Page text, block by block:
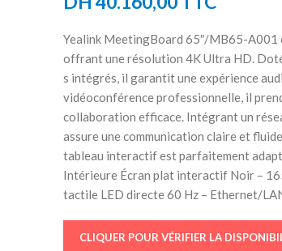
Yealink MeetingBoard 65″/MB65-A001
offrant une résolution 4K Ultra HD.
s intégrés, il garantit une expérience
vidéoconférence professionnelle, il
collaboration efficace. Intégrant un
assure une communication claire et
tableau interactif est parfaitement
Intérieure Écran plat interactif Noir –
tactile LED directe 60 Hz – Ethernet/
CLIQUER POUR VÉRIFIER LA